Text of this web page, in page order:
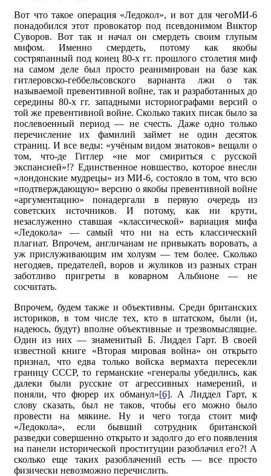
Вот что такое операция «Ледокол», и вот для чегоМИ-6
понадобился этот провокатор под псевдонимом Виктор
Суворов. Вот так и начал он смердеть своим глупым
мифом. Именно смердеть, потому как якобы
состряпанный под конец 80-х гг. прошлого столетия миф
на самом деле был просто реанимирован на базе как
гитлеровско-геббельсовского варианта лжи о так
называемой превентивной войне, так и разработанных до
середины 80-х гг. западными историографами версий о
той же превентивной войне. Сколько таких писак было за
послевоенный период — не счесть. Даже одно только
перечисление их фамилий займет не один десяток
страниц. И все веды: «учёным видом знатоков» вещали о
том, что-де Гитлер «не мог смириться с русской
экспансией»!? Единственное новшество, которое внесли
«лондонские мудрецы» из МИ-6, состояло в том, что всю
«подтверждающую» версию о якобы превентивной войне
«аргументацию» понадергали в первую очередь из
советских источников. И потому, как ни крути,
незаслуженно ставшая «классической» вариация мифа
«Ледокола» — самый что ни на есть классический
плагиат. Впрочем, англичанам не привыкать воровать, а
уж прислуживающим им холуям — тем более. Сколько
негодяев, предателей, воров и жуликов из разных стран
заботливо пригреты в коварном Альбионе — не
сосчитать.
Впрочем, будем также и объективны. Среди британских
историков, в том числе тех, кто в штатском, были (и,
надеюсь, будут) вполне объективные и трезвомыслящие.
Один из них — знаменитый Б. Лиддел Гарт. В своей
известной книге «Вторая мировая война» он открыто
признал, что едва только войска вермахта пересекли
границу СССР, то германские «генералы убедились, как
далеки были русские от агрессивных намерений, и
поняли, что фюрер их обманул»[6]. А Лиддел Гарт, к
слову сказать, был не таков, чтобы его можно было
провести на мякине. Ну и чего тогда стоит миф
«Ледокола», если бывший сотрудник британской
разведки совершенно открыто и задолго до его появления
на панели исторической проституции разоблачил его?! А
сколько еще таких разоблачений есть — все просто
физически невозможно перечислить.